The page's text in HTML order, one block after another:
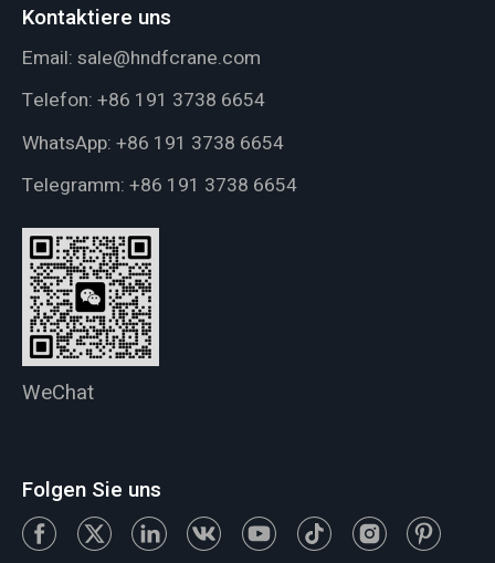
Kontaktiere uns
Email: sale@hndfcrane.com
Telefon: +86 191 3738 6654
WhatsApp: +86 191 3738 6654
Telegramm: +86 191 3738 6654
WeChat
Folgen Sie uns